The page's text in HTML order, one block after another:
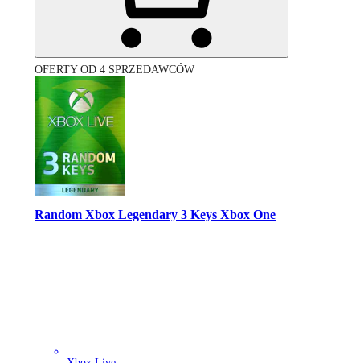
OFERTY OD 4 SPRZEDAWCÓW
Random Xbox Legendary 3 Keys Xbox One